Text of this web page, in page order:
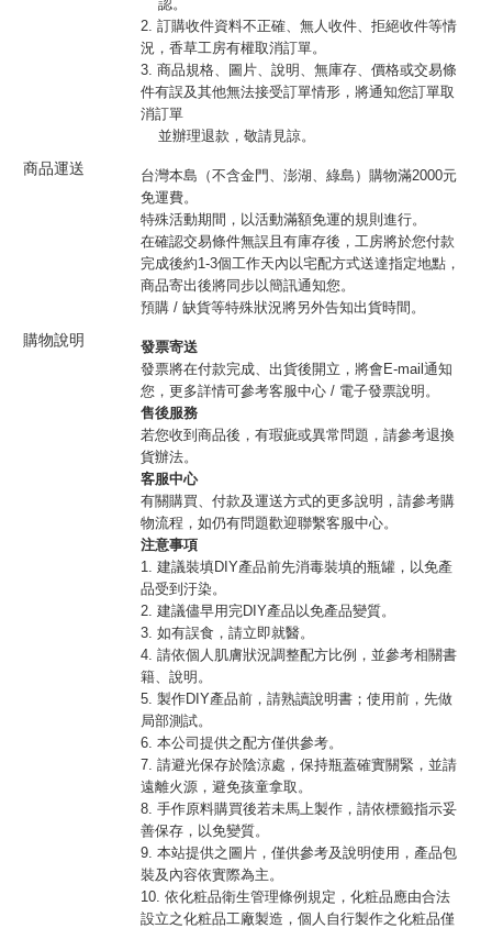
認。
2. 訂購收件資料不正確、無人收件、拒絕收件等情
況，香草工房有權取消訂單。
3. 商品規格、圖片、說明、無庫存、價格或交易條
件有誤及其他無法接受訂單情形，將通知您訂單取
消訂單
並辦理退款，敬請見諒。
商品運送
台灣本島（不含金門、澎湖、綠島）購物滿2000元
免運費。
特殊活動期間，以活動滿額免運的規則進行。
在確認交易條件無誤且有庫存後，工房將於您付款
完成後約1-3個工作天內以宅配方式送達指定地點，
商品寄出後將同步以簡訊通知您。
預購 / 缺貨等特殊狀況將另外告知出貨時間。
購物說明
發票寄送
發票將在付款完成、出貨後開立，將會E-mail通知
您，更多詳情可參考客服中心 / 電子發票說明。
售後服務
若您收到商品後，有瑕疵或異常問題，請參考退換
貨辦法。
客服中心
有關購買、付款及運送方式的更多說明，請參考購
物流程，如仍有問題歡迎聯繫客服中心。
注意事項
1. 建議裝填DIY產品前先消毒裝填的瓶罐，以免產
品受到汙染。
2. 建議儘早用完DIY產品以免產品變質。
3. 如有誤食，請立即就醫。
4. 請依個人肌膚狀況調整配方比例，並參考相關書
籍、說明。
5. 製作DIY產品前，請熟讀說明書；使用前，先做
局部測試。
6. 本公司提供之配方僅供參考。
7. 請避光保存於陰涼處，保持瓶蓋確實關緊，並請
遠離火源，避免孩童拿取。
8. 手作原料購買後若未馬上製作，請依標籤指示妥
善保存，以免變質。
9. 本站提供之圖片，僅供參考及說明使用，產品包
裝及內容依實際為主。
10. 依化粧品衛生管理條例規定，化粧品應由合法
設立之化粧品工廠製造，個人自行製作之化粧品僅